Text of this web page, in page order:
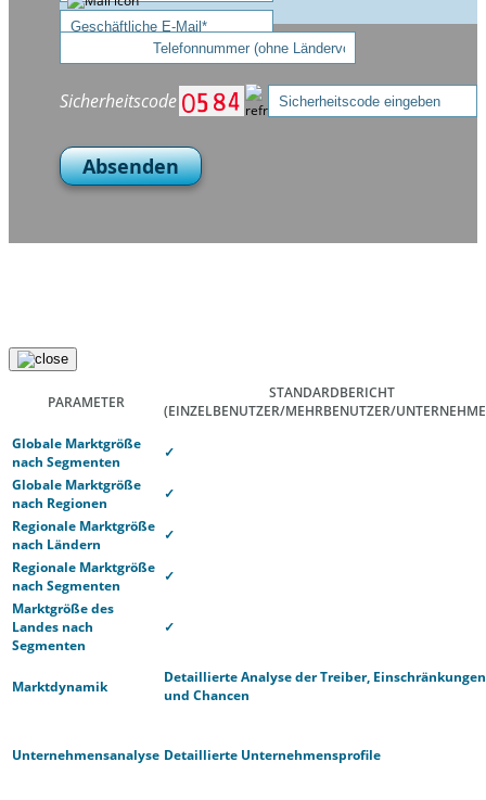
Sicherheitscode
Absenden
PARAMETER
STANDARDBERICHT
(EINZELBENUTZER/MEHRBENUTZER/
Globale Marktgröße
nach Segmenten
✓
Globale Marktgröße
nach Regionen
✓
Regionale Marktgröße
nach Ländern
✓
Regionale Marktgröße
nach Segmenten
✓
Marktgröße des
Landes nach
Segmenten
✓
Marktdynamik
Detaillierte Analyse der Treiber, Einschränkungen
und Chancen
Unternehmensanalyse Detaillierte Unternehmensprofile